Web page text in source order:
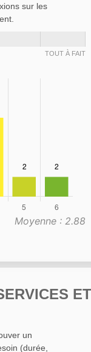
sur les
TOUT À FAIT
Moyenne : 2.88
un
(durée,